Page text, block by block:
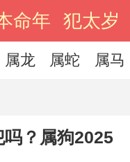
命年 犯太岁
属龙 属蛇 属马
？属狗2025